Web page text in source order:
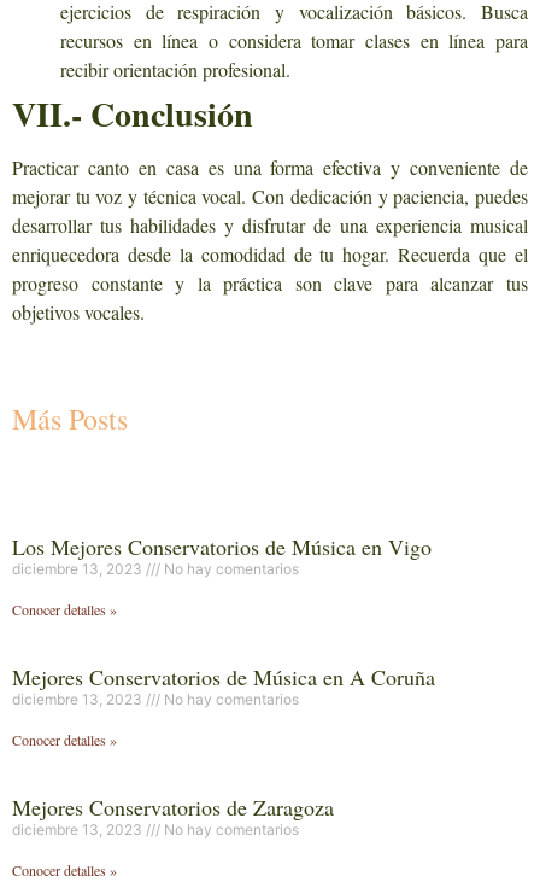
ejercicios de respiración y vocalización básicos. Busca
recursos en línea o considera tomar clases en línea para
recibir orientación profesional.
VII.- Conclusión
Practicar canto en casa es una forma efectiva y conveniente de
mejorar tu voz y técnica vocal. Con dedicación y paciencia, puedes
desarrollar tus habilidades y disfrutar de una experiencia musical
enriquecedora desde la comodidad de tu hogar. Recuerda que el
progreso constante y la práctica son clave para alcanzar tus
objetivos vocales.
Más Posts
Los Mejores Conservatorios de Música en Vigo
diciembre 13, 2023 No hay comentarios
Conocer detalles »
Mejores Conservatorios de Música en A Coruña
diciembre 13, 2023 No hay comentarios
Conocer detalles »
Mejores Conservatorios de Zaragoza
diciembre 13, 2023 No hay comentarios
Conocer detalles »